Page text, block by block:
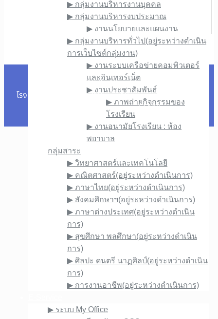
▶︎ กลุ่มงานบริหารงานบุคคล
▶︎ กลุ่มงานบริหารงบประมาณ
▶︎ งานนโยบายและแผนงาน
▶︎ กลุ่มงานบริหารทั่วไป(อยู่ระหว่างดำเนิน
การเว็บไซต์กลุ่มงาน)
▶︎ งานระบบเครือข่ายคอมพิวเตอร์
และอินเทอร์เน็ต
▶︎ งานประชาสัมพันธ์
▶︎ ภาพถ่ายกิจกรรมของ
โรงเรียน
▶︎ งานอนามัยโรงเรียน : ห้อง
พยาบาล
กลุ่มสาระ
▶︎ วิทยาศาสตร์และเทคโนโลยี
▶︎ คณิตศาสตร์(อยู่ระหว่างดำเนินการ)
▶︎ ภาษาไทย(อยู่ระหว่างดำเนินการ)
▶︎ สังคมศึกษาฯ(อยู่ระหว่างดำเนินการ)
▶︎ ภาษาต่างประเทศ(อยู่ระหว่างดำเนิน
การ)
▶︎ สุขศึกษา พลศึกษา(อยู่ระหว่างดำเนิน
การ)
▶︎ ศิลปะ ดนตรี นาฏศิลป์(อยู่ระหว่างดำเนิน
การ)
▶︎ การงานอาชีพ(อยู่ระหว่างดำเนินการ)
▶︎ ระบบ My Office
Copyright © 1976. All rights reserved.
โรงเรียนภูซางวิทยาคม 318 หมู่ที่ 10 ถนนพิศาล ตำบลสบบง
อำเภอภูซาง จังหวัดพะเยา 56110